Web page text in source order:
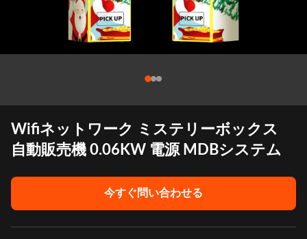
Wifiネットワーク ミステリーボックス
自動販売機 0.06KW 電源 MDBシステム
今すぐ問い合わせる